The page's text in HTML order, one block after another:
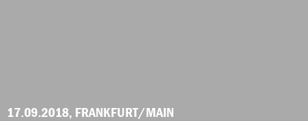
17.09.2018, FRANKFURT/MAIN